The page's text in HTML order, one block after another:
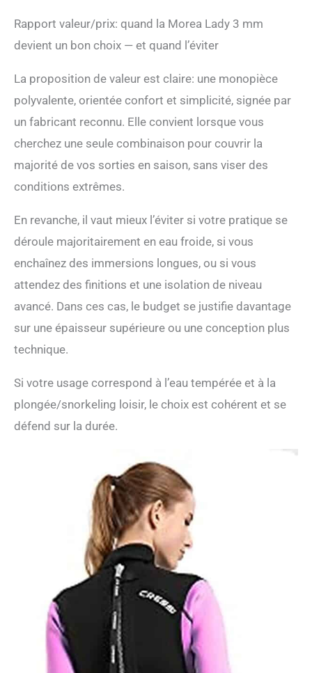
Rapport valeur/prix: quand la Morea Lady 3 mm
devient un bon choix — et quand l’éviter
La proposition de valeur est claire: une monopièce
polyvalente, orientée confort et simplicité, signée par
un fabricant reconnu. Elle convient lorsque vous
cherchez une seule combinaison pour couvrir la
majorité de vos sorties en saison, sans viser des
conditions extrêmes.
En revanche, il vaut mieux l’éviter si votre pratique se
déroule majoritairement en eau froide, si vous
enchaînez des immersions longues, ou si vous
attendez des finitions et une isolation de niveau
avancé. Dans ces cas, le budget se justifie davantage
sur une épaisseur supérieure ou une conception plus
technique.
Si votre usage correspond à l’eau tempérée et à la
plongée/snorkeling loisir, le choix est cohérent et se
défend sur la durée.